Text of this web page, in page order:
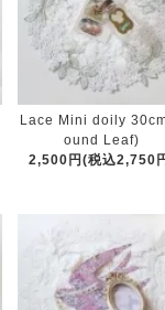
Lace Mini doily
ound Leaf)
2,500円(税込2,750